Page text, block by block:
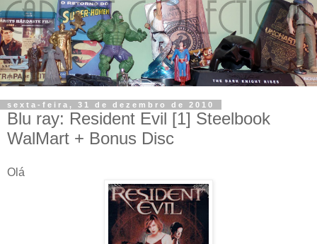
sexta-feira, 31 de dezembro de 2010
Blu ray: Resident Evil [1] Steelbook
WalMart + Bonus Disc
Olá